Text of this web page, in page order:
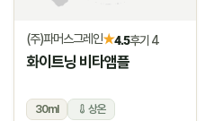
(주)파머스그레인★4.5후기 4
화이트닝 비타앰플
30ml 상온